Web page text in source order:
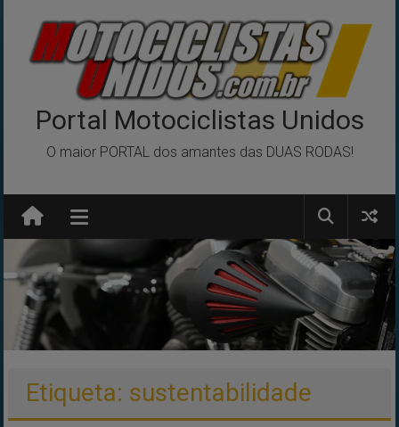
conteúdo
Portal Motociclistas Unidos
O maior PORTAL dos amantes das DUAS RODAS!
Etiqueta: sustentabilidade